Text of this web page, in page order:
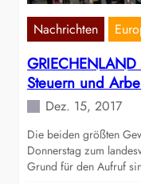
Nachrichten
Steuern und
Dez. 15, 2017
Die beiden größten
Donnerstag zum
Grund für den Aufruf